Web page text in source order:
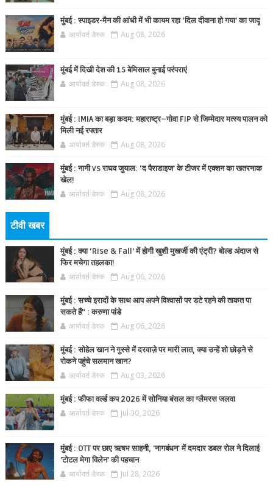
मुंबई : स्पाइडर-मैन की आंधी में भी कायम रहा ‘दिल दीवाना हो गया’ का जादू
आर्यावर्त डेस्क Aug 08, 2026
मुंबई में दिखी देश की 15 बेमिसाल बुनाई परंपराएं
आर्यावर्त डेस्क Aug 08, 2026
मुंबई : IMIA का बड़ा कदम: महाराष्ट्र–गोवा FIP से जिम्मेदार मत्स्य पालन को
मिली नई रफ्तार
आर्यावर्त डेस्क Aug 08, 2026
मुंबई : नानी vs राघव जुयाल: ‘द पैराडाइज’ के टीजर में एक्शन का खतरनाक
खेल!
आर्यावर्त डेस्क Aug 08, 2026
टीवी खबर
मुंबई : क्या ‘Rise & Fall’ में होगी खुशी मुखर्जी की एंट्री? बोल्ड अंदाज से
फिर मचेगा तहलका!
आर्यावर्त डेस्क Aug 06, 2026
मुंबई : सच्चे इरादों के साथ आप अपने विश्वासों पर डटे रहने की ताकत पा
सकते हैं” : करुणा पांडे
आर्यावर्त डेस्क Aug 06, 2026
मुंबई : सोहेल खान ने गुस्से में दरवाज़े पर मारी लात, क्या उन्हें शो छोड़ने से
रोकने पहुंचे सलमान खान?
आर्यावर्त डेस्क Aug 03, 2026
मुंबई : फीफा वर्ल्ड कप 2026 में सोनिया बंसल का ग्लैमरस जलवा
आर्यावर्त डेस्क Jul 30, 2026
मुंबई : OTT पर छाए ऋषभ साहनी, 'नागबंधन' में दमदार डबल रोल ने दिलाई
'टोटल मेगा विलेन' की पहचान
आर्यावर्त डेस्क Jul 28, 2026